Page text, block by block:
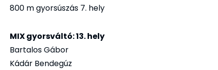
800 m gyorsúszás 7. hely
MIX gyorsváltó: 13. hely
Bartalos Gábor
Kádár Bendegúz